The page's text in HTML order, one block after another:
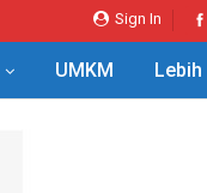
Sign In
UMKM Lebih